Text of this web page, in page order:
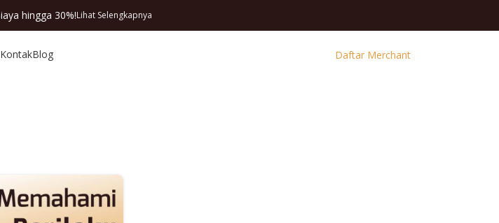
hingga 30%!Lihat Selengkapnya
KontakBlog Daftar Merchant